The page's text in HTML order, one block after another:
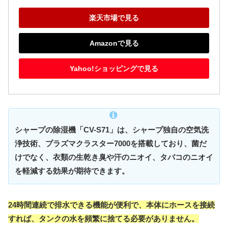
楽天市場で見る
Amazonで見る
Yahoo!ショッピングで見る
シャープの除湿機「CV-S71」は、シャープ独自の空気洗
浄技術、プラズマクラスター7000を搭載しており、菌だ
けでなく、衣類の生乾き臭や汗のニオイ、タバコのニオイ
を軽減する効果が期待できます。
24時間連続で排水できる機能が便利で、本体にホースを接続
すれば、タンクの水を頻繁に捨てる必要がありません。